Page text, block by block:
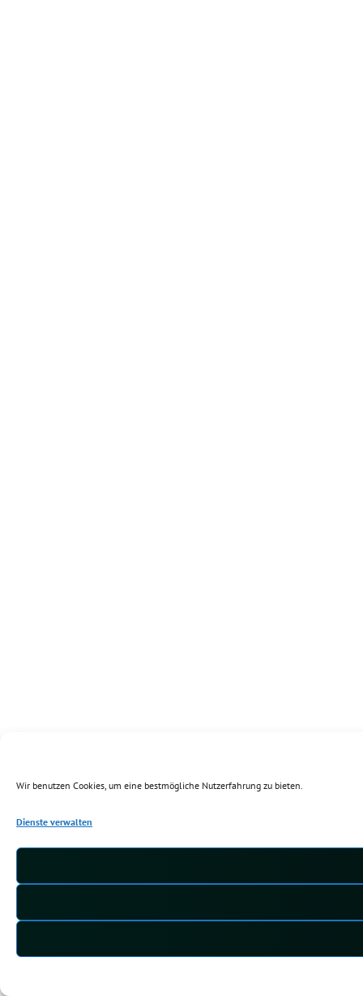
Wir benutzen Cookies, um eine bestmögliche Nutzerfahrung zu bieten.
Dienste verwalten